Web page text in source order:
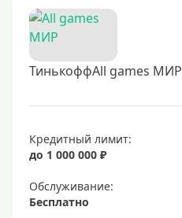
ТинькоффAll games МИР
Кредитный лимит:
до 1 000 000 ₽
Обслуживание:
Бесплатно